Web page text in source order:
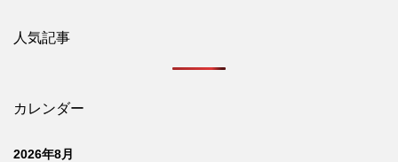
人気記事
カレンダー
2026年8月